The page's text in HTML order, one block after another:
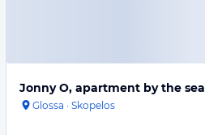
Jonny O, apartment by the sea
Glossa · Skopelos